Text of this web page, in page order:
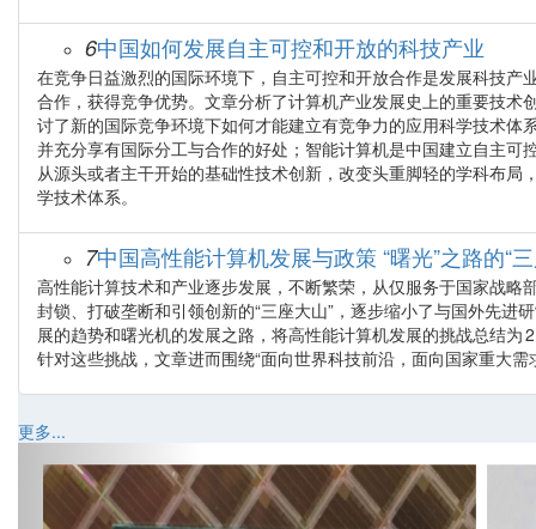
6中国如何发展自主可控和开放的科技产业
在竞争日益激烈的国际环境下，自主可控和开放合作是发展科技
合作，获得竞争优势。文章分析了计算机产业发展史上的重要技
讨了新的国际竞争环境下如何才能建立有竞争力的应用科学技术
并充分享有国际分工与合作的好处；智能计算机是中国建立自主
从源头或者主干开始的基础性技术创新，改变头重脚轻的学科布
学技术体系。
7中国高性能计算机发展与政策 “曙光”之路的“
高性能计算技术和产业逐步发展，不断繁荣，从仅服务于国家战
封锁、打破垄断和引领创新的“三座大山”，逐步缩小了与国外先
展的趋势和曙光机的发展之路，将高性能计算机发展的挑战总结
针对这些挑战，文章进而围绕“面向世界科技前沿，面向国家重大
更多...
Previous